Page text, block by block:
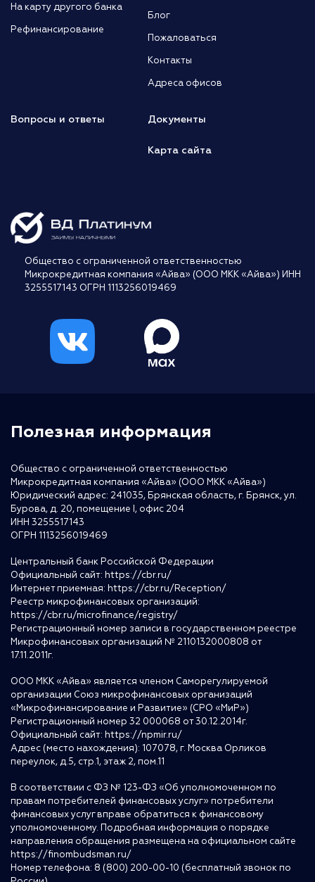
На карту другого банка
Рефинансирование
Блог
Пожаловаться
Контакты
Адреса офисов
Вопросы и ответы Документы
Карта сайта
Общество с ограниченной ответственностью
Микрокредитная компания «Айва» (ООО МКК «Айва») ИНН
3255517143 ОГРН 1113256019469
Полезная информация
Общество с ограниченной ответственностью
Микрокредитная компания «Айва» (ООО МКК «Айва»)
Юридический адрес: 241035, Брянская область, г. Брянск, ул.
Бурова, д. 20, помещение I, офис 204
ИНН 3255517143
ОГРН 1113256019469
Центральный банк Российской Федерации
Официальный сайт: https://cbr.ru/
Интернет приемная: https://cbr.ru/Reception/
Реестр микрофинансовых организаций:
https://cbr.ru/microfinance/registry/
Регистрационный номер записи в государственном реестре
Микрофинансовых организаций № 2110132000808 от
17.11.2011г.
ООО МКК «Айва» является членом Саморегулируемой
организации Союз микрофинансовых организаций
«Микрофинансирование и Развитие» (СРО «МиР»)
Регистрационный номер 32 000068 от 30.12.2014г.
Официальный сайт: https://npmir.ru/
Адрес (место нахождения): 107078, г. Москва Орликов
переулок, д.5, стр.1, этаж 2, пом.11
В соответствии с ФЗ № 123-ФЗ «Об уполномоченном по
правам потребителей финансовых услуг» потребители
финансовых услуг вправе обратиться к финансовому
уполномоченному. Подробная информация о порядке
направления обращения размещена на официальном сайте
https://finombudsman.ru/
Номер телефона: 8 (800) 200-00-10 (бесплатный звонок по